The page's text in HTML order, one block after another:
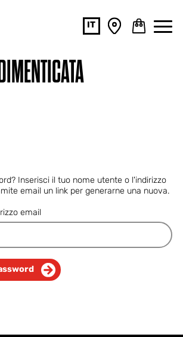
IT
Inserisci il tuo nome utente o l'indirizzo
email un link per generarne una nuova.
email